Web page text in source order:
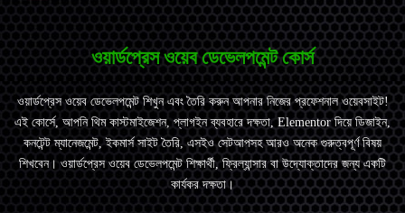
ওয়ার্ডপ্রেস ওয়েব ডেভেলপমেন্ট কোর্স
ওয়ার্ডপ্রেস ওয়েব ডেভেলপমেন্ট শিখুন এবং তৈরি করুন আপনার নিজের প্রফেশনাল ওয়েবসাইট!
এই কোর্সে, আপনি থিম কাস্টমাইজেশন, প্লাগইন ব্যবহারে দক্ষতা, Elementor দিয়ে ডিজাইন,
কনটেন্ট ম্যানেজমেন্ট,ইকমার্সসাইট তৈরি, এসইও সেটআপসহ আরও অনেক গুরুত্বপূর্ণ বিষয়
শিখবেন। ওয়ার্ডপ্রেস ওয়েব ডেভেলপমেন্ট শিক্ষার্থী, ফ্রিল্যান্সার বা উদ্যোক্তাদের জন্য একটি
কার্যকরদক্ষতা ।